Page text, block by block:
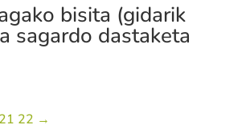
bisita (gidarik
sagardo dastaketa
21 22 →